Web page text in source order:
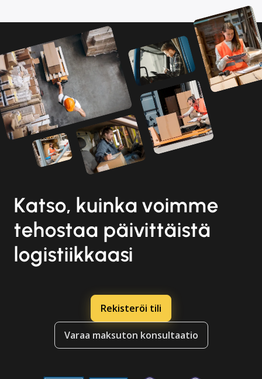
Katso, kuinka voimme
tehostaa päivittäistä
logistiikkaasi
Rekisteröi tili
Varaa maksuton konsultaatio